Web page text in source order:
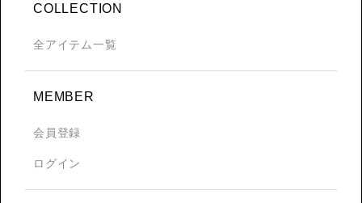
COLLECTION
全アイテム一覧
MEMBER
会員登録
ログイン